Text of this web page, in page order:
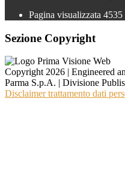
Pagina visualizzata 4535
Sezione Copyright
Copyright 2026 | Engineered
Parma S.p.A. | Divisione
Disclaimer trattamento dati